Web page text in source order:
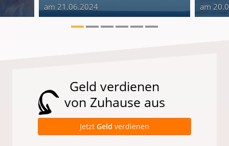
am 21.06.2024 am
Geld verdienen
von Zuhause aus
Jetzt Geld verdienen